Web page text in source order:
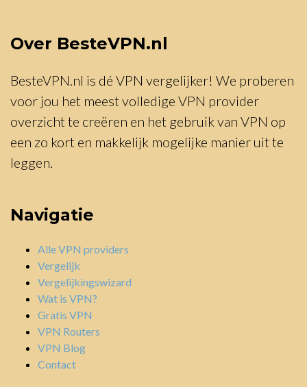
Over BesteVPN.nl
BesteVPN.nl is dé VPN vergelijker! We proberen
voor jou het meest volledige VPN provider
overzicht te creëren en het gebruik van VPN op
een zo kort en makkelijk mogelijke manier uit te
leggen.
Navigatie
Alle VPN providers
Vergelijk
Vergelijkingswizard
Wat is VPN?
Gratis VPN
VPN Routers
VPN Blog
Contact